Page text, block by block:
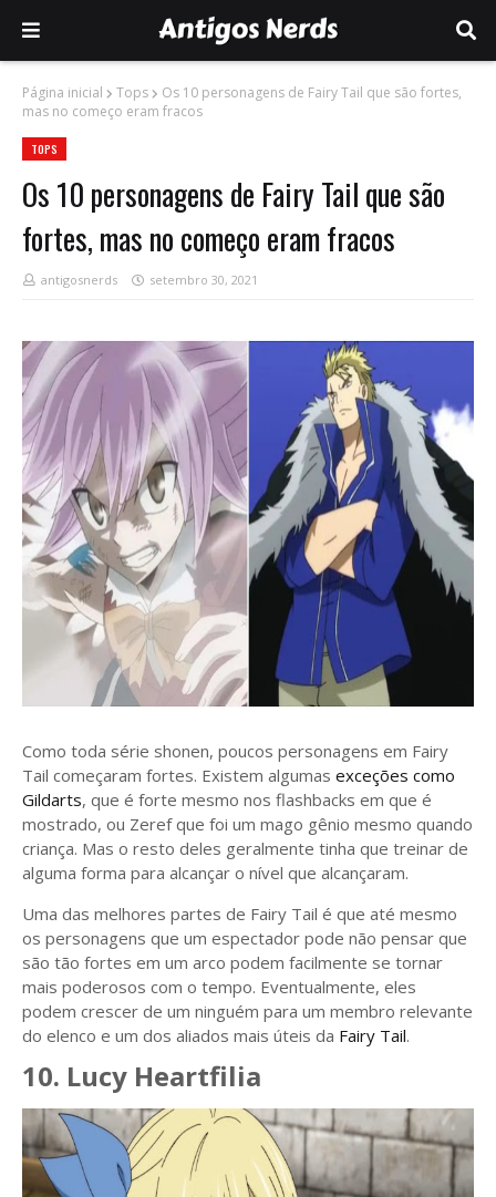
Página inicial Tops
Os 10 personagens de Fairy Tail que são fortes,
mas no começo eram fracos
TOPS
Os 10 personagens de Fairy Tail que são
fortes, mas no começo eram fracos
antigosnerds setembro 30, 2021
Como toda série shonen, poucos personagens em Fairy
Tail começaram fortes. Existem algumas exceções como
Gildarts, que é forte mesmo nos flashbacks em que é
mostrado, ou Zeref que foi um mago gênio mesmo quando
criança. Mas o resto deles geralmente tinha que treinar de
alguma forma para alcançar o nível que alcançaram.
Uma das melhores partes de Fairy Tail é que até mesmo
os personagens que um espectador pode não pensar que
são tão fortes em um arco podem facilmente se tornar
mais poderosos com o tempo. Eventualmente, eles
podem crescer de um ninguém para um membro relevante
do elenco e um dos aliados mais úteis da Fairy Tail.
10. Lucy Heartfilia